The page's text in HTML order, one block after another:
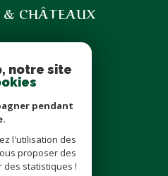
CHÂTEAUX
85 35 92
sur
notre site
pendant
l'utilisation des
proposer des
statistiques !